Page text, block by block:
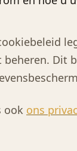
beheren. Dit
ook ons